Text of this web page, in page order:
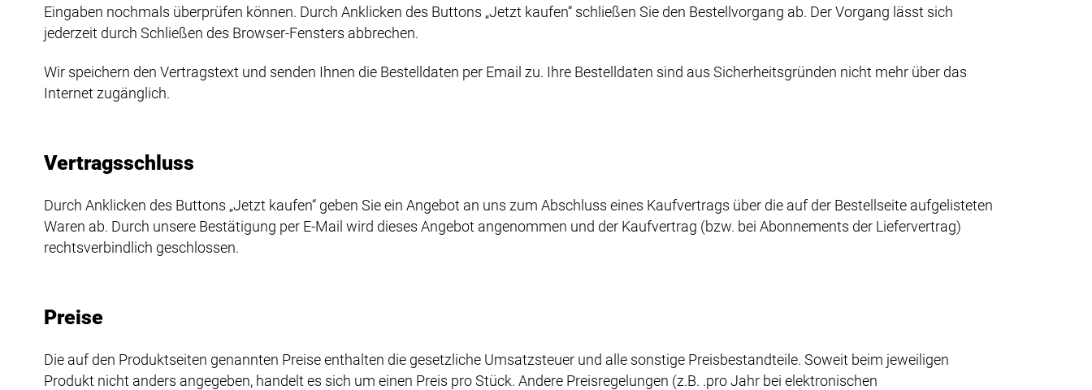
Eingaben nochmals überprüfen können. Durch Anklicken des Buttons „Jetzt kaufen“ schließen Sie den Bestellvorgang ab. Der Vorgang lässt sich
jederzeit durch Schließen des Browser-Fensters abbrechen.
Wir speichern den Vertragstext und senden Ihnen die Bestelldaten per Email zu. Ihre Bestelldaten sind aus Sicherheitsgründen nicht mehr über das
Internet zugänglich.
Vertragsschluss
Durch Anklicken des Buttons „Jetzt kaufen“ geben Sie ein Angebot an uns zum Abschluss eines Kaufvertrags über die auf der Bestellseite aufgelisteten
Waren ab. Durch unsere Bestätigung per E-Mail wird dieses Angebot angenommen und der Kaufvertrag (bzw. bei Abonnements der Liefervertrag)
rechtsverbindlich geschlossen.
Preise
Die auf den Produktseiten genannten Preise enthalten die gesetzliche Umsatzsteuer und alle sonstige Preisbestandteile. Soweit beim jeweiligen
Produkt nicht anders angegeben, handelt es sich um einen Preis pro Stück. Andere Preisregelungen (z.B. .pro Jahr bei elektronischen